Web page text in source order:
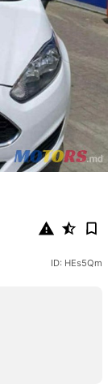
ID: HEs5Qm